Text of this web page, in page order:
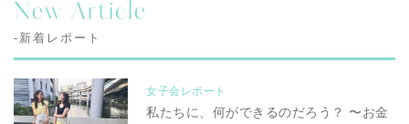
New Article
-新着レポート
女子会レポート
私たちに、何ができるのだろう？ 〜お金